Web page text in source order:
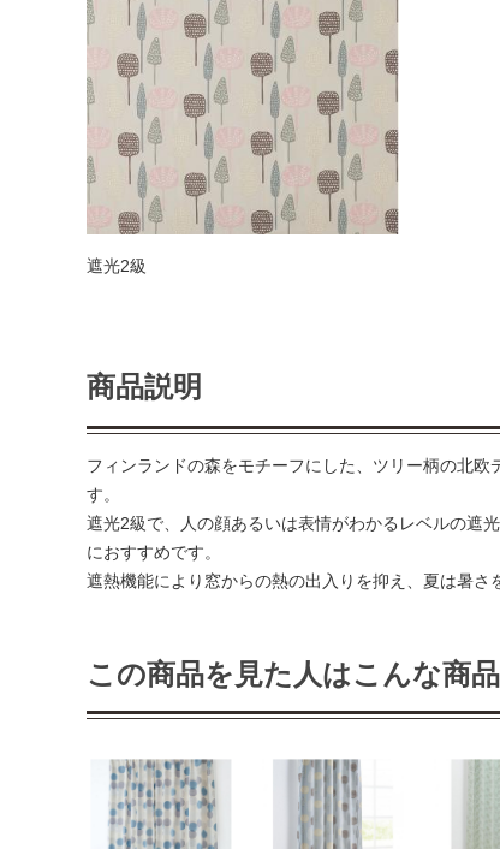
遮光2級
商品説明
フィンランドの森をモチーフにした、ツリー柄の北
す。
遮光2級で、人の顔あるいは表情がわかるレベルの遮
におすすめです。
遮熱機能により窓からの熱の出入りを抑え、夏は暑さ
この商品を見た人はこんな商